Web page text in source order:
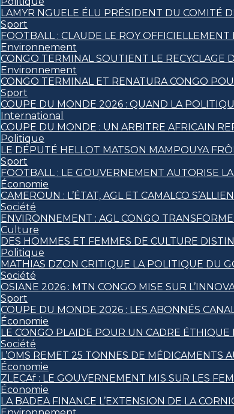
LAMYR NGUELE ÉLU PRÉSIDENT DU COMITÉ
Sport
FOOTBALL : CLAUDE LE ROY
Environnement
CONGO TERMINAL SOUTIENT LE RECYCLAGE
Environnement
CONGO TERMINAL ET RENATURA CONGO
Sport
COUPE DU MONDE 2026 : QUAND LA
International
COUPE DU MONDE : UN ARBITRE AFRICAIN
Politique
LE DÉPUTÉ HELLOT MATSON MAMPOUYA
Sport
FOOTBALL : LE GOUVERNEMENT AUTORISE
Économie
CAMEROUN : L’ÉTAT, AGL ET CAMALCO
Société
ENVIRONNEMENT : AGL CONGO
Culture
DES HOMMES ET FEMMES DE CULTURE
Politique
MATHIAS DZON CRITIQUE LA POLITIQUE DU
Société
OSIANE 2026 : MTN CONGO MISE SUR
Sport
COUPE DU MONDE 2026 : LES ABONNÉS
Économie
LE CONGO PLAIDE POUR UN CADRE ÉTHIQUE
Société
L’OMS REMET 25 TONNES DE MÉDICAMENTS
Économie
ZLECAf : LE GOUVERNEMENT MIS SUR LES
Économie
LA BADEA FINANCE L’EXTENSION DE LA